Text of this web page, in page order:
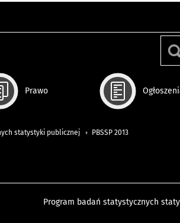
Prawo
statystyki publicznej PBSSP 2013
Program badań statystycznych